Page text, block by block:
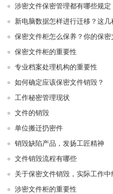
涉密文件保密管理都有哪些规定
新电脑数据怎样进行迁移？这几
保密文件柜怎么保养？你的保
保密文件柜的重要性
专业档案处理机构的重要性
如何确定应该保密文件销毁？
工作秘密管理现状
文件的销毁
单位搬迁扔密件
销毁缺陷产品，发扬工匠精神
文件销毁流程有哪些
关于保密文件销毁，实际工作
涉密文件柜的重要性